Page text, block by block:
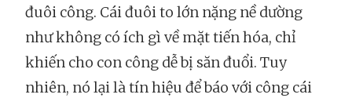
đuôi công. Cái đuôi to lớn nặng nề dường
như không có ích gì về mặt tiến hóa, chỉ
khiến cho con công dễ bị săn đuổi. Tuy
nhiên, nó lại là tín hiệu để báo với công cái